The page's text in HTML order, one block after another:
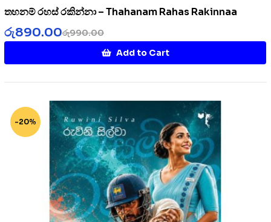
තහනම් රහස් රකින්නා – Thahanam Rahas Rakinnaa
රු990.00
රු890.00
Add to Cart
-20%